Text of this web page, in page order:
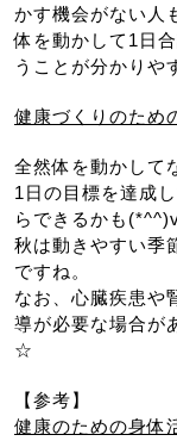
かす機会がない人
体を動かして1日
うことが分かりや
健康づくりのため
全然体を動かして
1日の目標を達成
らできるかも
秋は動きやすい季
ですね。
なお、心臓疾患や
導が必要な場合が
☆
【参考】
健康のための身体